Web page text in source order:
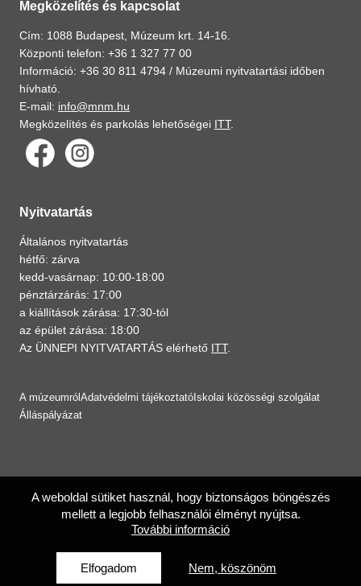
Megközelítés és kapcsolat
Cím: 1088 Budapest, Múzeum krt. 14-16.
Központi telefon: +36 1 327 77 00
Információ: +36 30 811 4794 / Múzeumi nyitvatartási időben
hívható.
E-mail: info@mnm.hu
Megközelítés és parkolás lehetőségei ITT.
Nyitvatartás
Általános nyitvatartás
hétfő: zárva
kedd-vasárnap: 10:00-18:00
pénztárzárás: 17:00
a kiállítások zárása: 17:30-tól
az épület zárása: 18:00
Az ÜNNEPI NYITVATARTÁS elérhető ITT.
A múzeumrólAdatvédelmi tájékoztatóIskolai közösségi szolgálat
Álláspályázat
A weboldal sütiket használ, hogy biztonságos böngészés
mellett a legjobb felhasználói élményt nyújtsa.
További információ
Elfogadom Nem, köszönöm